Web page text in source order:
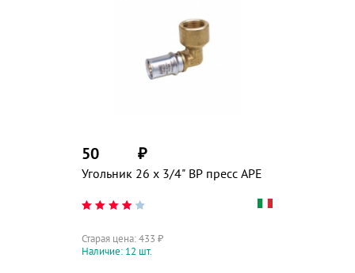
Угольник 26 х 3/4" ВР пресс APE
50 ₽
Старая цена:433 ₽
Наличие: 12 шт.